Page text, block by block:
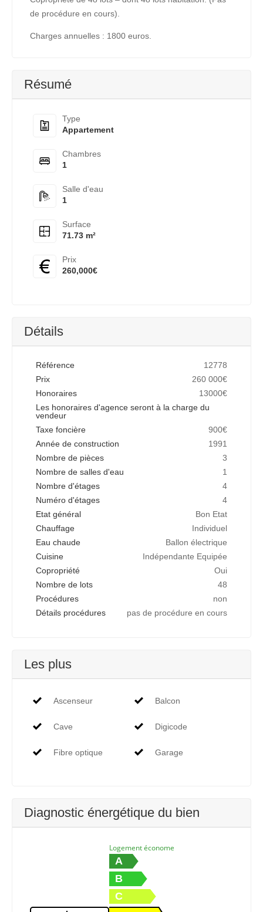
de procédure en cours).
Charges annuelles : 1800 euros.
Résumé
Type
Appartement
Chambres
1
Salle d'eau
1
Surface
71.73 m²
Prix
260,000€
Détails
Référence
12778
Prix
260 000€
Honoraires
13000€
Les honoraires d'agence seront à la charge du
vendeur
Taxe foncière
900€
Année de construction
1991
Nombre de pièces
3
Nombre de salles d'eau
1
Nombre d'étages
4
Numéro d'étages
4
Etat général
Bon Etat
Chauffage
Individuel
Eau chaude
Ballon électrique
Cuisine
Indépendante Equipée
Copropriété
Oui
Nombre de lots
48
Procédures
non
Détails procédures
pas de procédure en cours
Les plus
Ascenseur Balcon
Cave Digicode
Fibre optique Garage
Diagnostic énergétique du bien
Logement économe
A
B
C